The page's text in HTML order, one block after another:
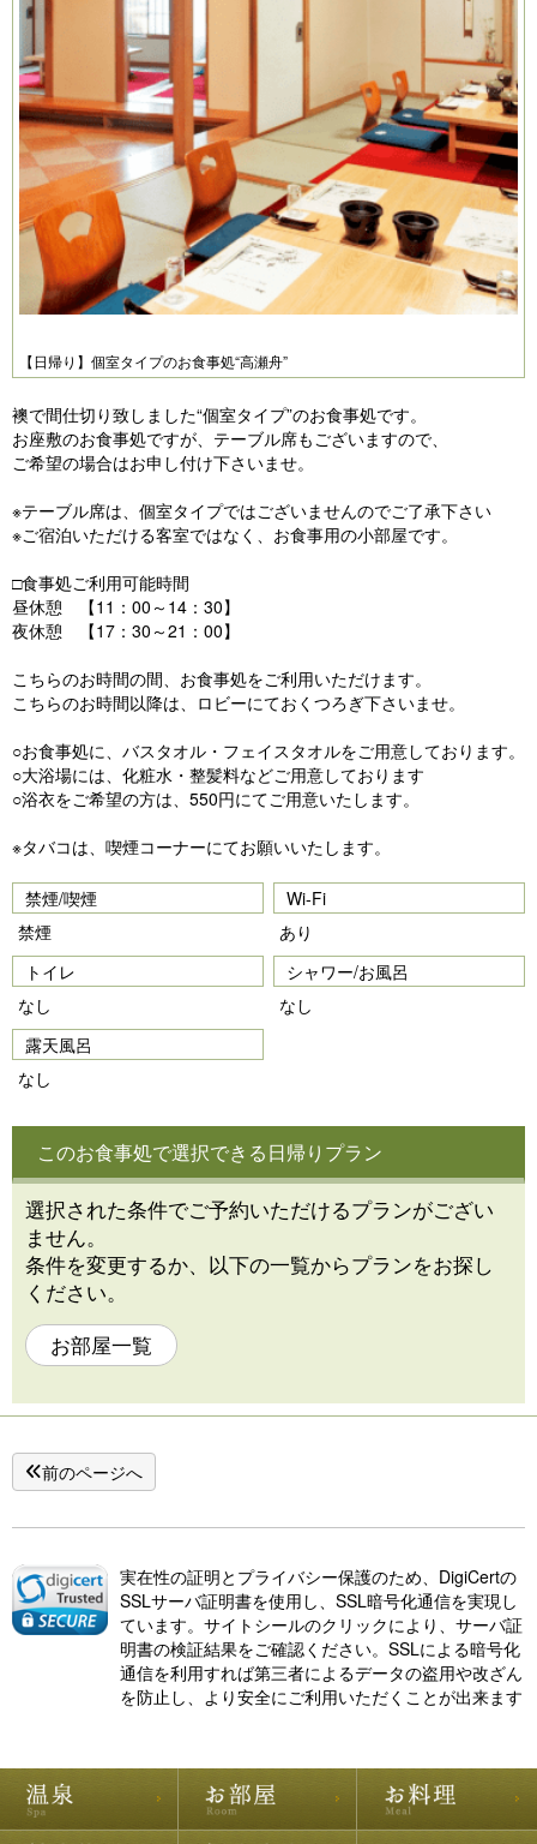
【日帰り】個室タイプのお食事処“高瀬舟”
襖で間仕切り致しました“個室タイプ”のお食事処です。
お座敷のお食事処ですが、テーブル席もございますので、
ご希望の場合はお申し付け下さいませ。
※テーブル席は、個室タイプではございませんのでご了承下さい
※ご宿泊いただける客室ではなく、お食事用の小部屋です。
□食事処ご利用可能時間
昼休憩 【11：00～14：30】
夜休憩 【17：30～21：00】
こちらのお時間の間、お食事処をご利用いただけます。
こちらのお時間以降は、ロビーにておくつろぎ下さいませ。
○お食事処に、バスタオル・フェイスタオルをご用意しております。
○大浴場には、化粧水・整髪料などご用意しております
○浴衣をご希望の方は、550円にてご用意いたします。
※タバコは、喫煙コーナーにてお願いいたします。
禁煙/喫煙
禁煙
Wi-Fi
あり
トイレ
なし
シャワー/お風呂
なし
露天風呂
なし
このお食事処で選択できる日帰りプラン
選択された条件でご予約いただけるプランがござい
ません。
条件を変更するか、以下の一覧からプランをお探し
ください。
お部屋一覧
前のページへ
実在性の証明とプライバシー保護のため、DigiCertの
SSLサーバ証明書を使用し、SSL暗号化通信を実現し
ています。サイトシールのクリックにより、サーバ証
明書の検証結果をご確認ください。SSLによる暗号化
通信を利用すれば第三者によるデータの盗用や改ざん
を防止し、より安全にご利用いただくことが出来ます